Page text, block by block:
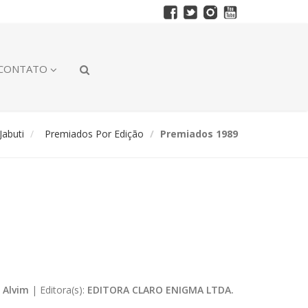
Premiados Por Edição Premiados 1989
Alvim | Editora(s): EDITORA CLARO ENIGMA LTDA.